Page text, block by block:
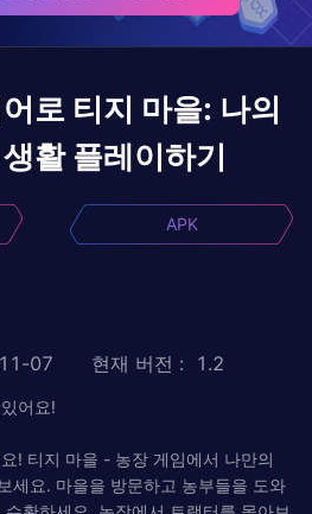
로 티지 마을: 나의
활 플레이하기
APK
07 현재 버전 : 1.2
어요!
! 티지 마을 - 농장 게임에서 나만의
세요. 마을을 방문하고 농부들을 도와